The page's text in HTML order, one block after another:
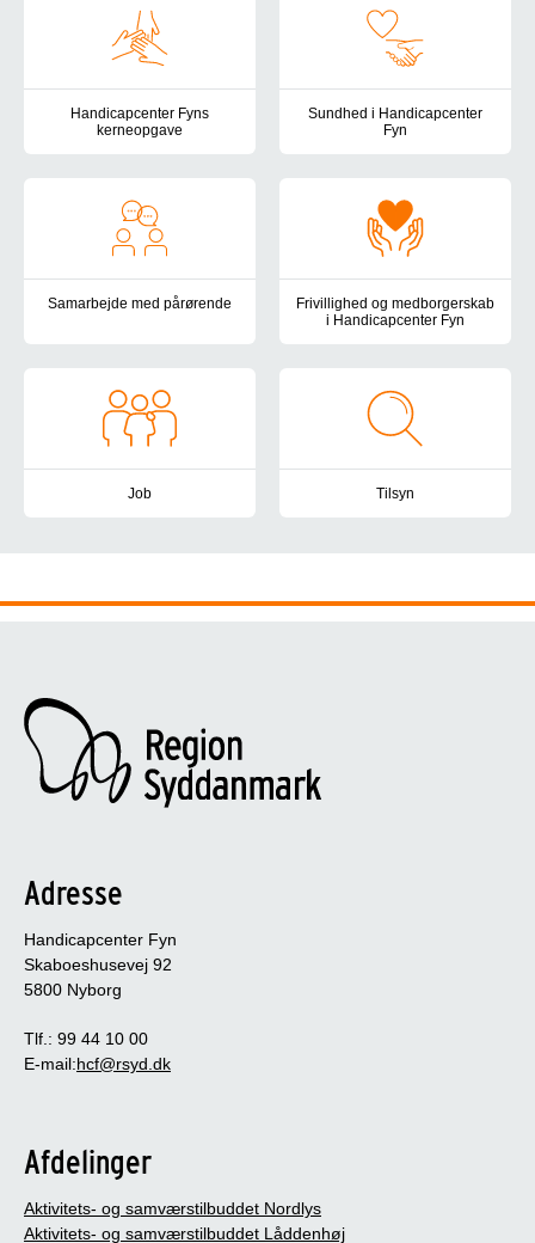
Handicapcenter Fyns
kerneopgave
Sundhed i Handicapcenter
Fyn
Samarbejde med pårørende
I Handicapcenter Fyn lægger vi vægt på at have et
Frivillighed og medborgerskab
i Handicapcenter Fyn
Job Tilsyn
Adresse
Handicapcenter Fyn
Skaboeshusevej 92
5800 Nyborg
Tlf.: 99 44 10 00
E-mail:hcf@rsyd.dk
Afdelinger
Aktivitets- og samværstilbuddet Nordlys
Aktivitets- og samværstilbuddet Låddenhøj